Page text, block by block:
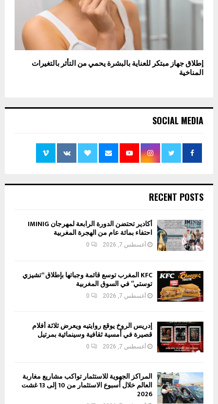
إطلاق جهاز مبتكر للعناية بالبشرة يحمي من التأثر بالتغيرات
المناخية
SOCIAL MEDIA
RECENT POSTS
أكادير تحتضن الدورة الرابعة لمهرجان IMINIG
احتفاء بمائة عام من الهجرة المغربية
أغسطس 7, 2026 0
KFC المغرب توسع قائمة وجباتها بإطلاق “تشيزي
توستي” في السوق المغربية
أغسطس 7, 2026 0
إدريس الروخ يوقع روايتيه ويعرض ثلاثة أفلام
قصيرة في أمسية ثقافية وسينمائية بمرتيل
أغسطس 7, 2026 0
المراكز الجهوية للاستثمار تواكب مشاريع مغاربة
العالم خلال أسبوع الاستثمار من 10 إلى 13 غشت
2026